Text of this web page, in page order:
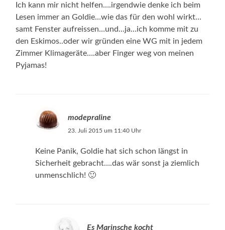
Ich kann mir nicht helfen….irgendwie denke ich beim
Lesen immer an Goldie…wie das für den wohl wirkt…
samt Fenster aufreissen…und…ja…ich komme mit zu
den Eskimos..oder wir gründen eine WG mit in jedem
Zimmer Klimageräte….aber Finger weg von meinen
Pyjamas!
modepraline
23. Juli 2015 um 11:40 Uhr
Keine Panik, Goldie hat sich schon längst in
Sicherheit gebracht….das wär sonst ja ziemlich
unmenschlich! 🙂
Es Marinsche kocht